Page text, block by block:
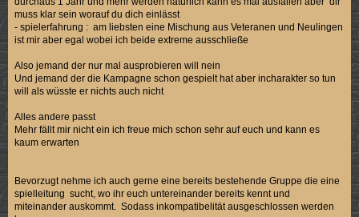
muss klar sein worauf du dich einlässt
- spielerfahrung : am liebsten eine Mischung aus Veteranen und Neulingen
ist mir aber egal wobei ich beide extreme ausschließe
Also jemand der nur mal ausprobieren will nein
Und jemand der die Kampagne schon gespielt hat aber incharakter so tun
will als wüsste er nichts auch nicht
Alles andere passt
Mehr fällt mir nicht ein ich freue mich schon sehr auf euch und kann es
kaum erwarten
Bevorzugt nehme ich auch gerne eine bereits bestehende Gruppe die eine
spielleitung sucht, wo ihr euch untereinander bereits kennt und
miteinander auskommt. Sodass inkompatibelität ausgeschlossen werden